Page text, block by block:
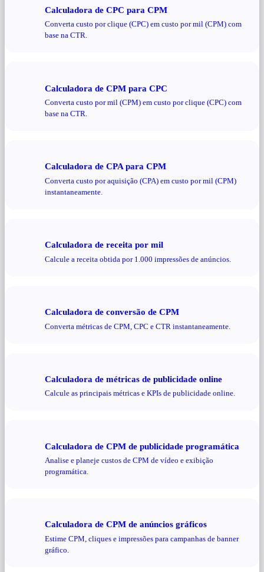
Calculadora de CPC para CPM
Converta custo por clique (CPC) em custo por mil (CPM) com
base na CTR.
Calculadora de CPM para CPC
Converta custo por mil (CPM) em custo por clique (CPC) com
base na CTR.
Calculadora de CPA para CPM
Converta custo por aquisição (CPA) em custo por mil (CPM)
instantaneamente.
Calculadora de receita por mil
Calcule a receita obtida por 1.000 impressões de anúncios.
Calculadora de conversão de CPM
Converta métricas de CPM, CPC e CTR instantaneamente.
Calculadora de métricas de publicidade online
Calcule as principais métricas e KPIs de publicidade online.
Calculadora de CPM de publicidade programática
Analise e planeje custos de CPM de vídeo e exibição
programática.
Calculadora de CPM de anúncios gráficos
Estime CPM, cliques e impressões para campanhas de banner
gráfico.